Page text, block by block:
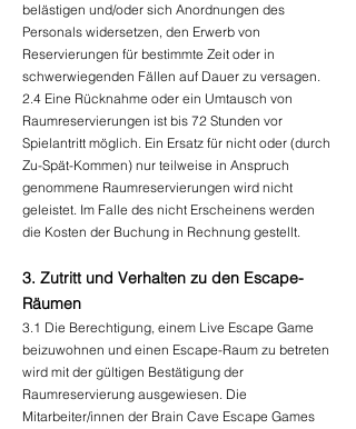
belästigen und/oder sich Anordnungen des
Personals widersetzen, den Erwerb von
Reservierungen für bestimmte Zeit oder in
schwerwiegenden Fällen auf Dauer zu versagen.
2.4 Eine Rücknahme oder ein Umtausch von
Raumreservierungen ist bis 72 Stunden vor
Spielantritt möglich. Ein Ersatz für nicht oder (durch
Zu-Spät-Kommen) nur teilweise in Anspruch
genommene Raumreservierungen wird nicht
geleistet. Im Falle des nicht Erscheinens werden
die Kosten der Buchung in Rechnung gestellt.
3. Zutritt und Verhalten zu den Escape-
Räumen
3.1 Die Berechtigung, einem Live Escape Game
beizuwohnen und einen Escape-Raum zu betreten
wird mit der gültigen Bestätigung der
Raumreservierung ausgewiesen. Die
Mitarbeiter/innen der Brain Cave Escape Games